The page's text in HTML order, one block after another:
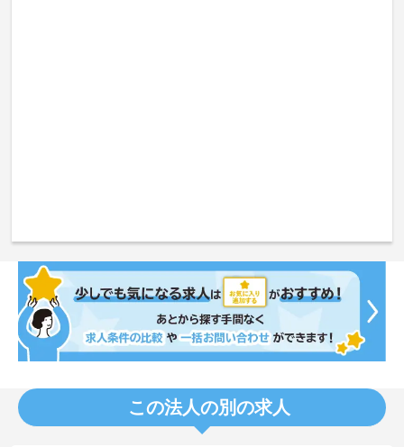
この法人の別の求人